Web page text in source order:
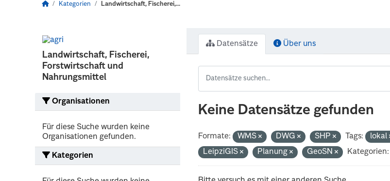
Kategorien Landwirtschaft, Fischerei,...
Landwirtschaft, Fischerei,
Forstwirtschaft und
Nahrungsmittel
Organisationen
Für diese Suche wurden keine
Organisationen gefunden.
Kategorien
Datensätze Über uns
Keine Datensätze gefunden
Formate: WMS DWG SHP Tags:
lokal
LeipziGIS
Planung GeoSN Kategorien: